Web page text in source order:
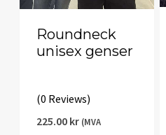
Roundneck
unisex genser
(0 Reviews)
225.00 kr (MVA